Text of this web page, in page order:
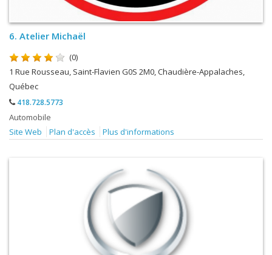
6. Atelier Michaël
(0)
1 Rue Rousseau, Saint-Flavien G0S 2M0, Chaudière-Appalaches,
Québec
418.728.5773
Automobile
Site Web
Plan d'accès Plus d'informations